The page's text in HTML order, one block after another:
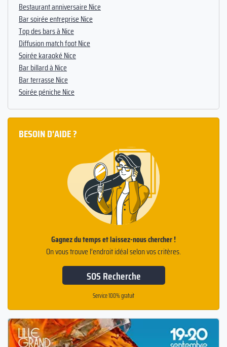
Bestaurant anniversaire Nice
Bar soirée entreprise Nice
Top des bars à Nice
Diffusion match foot Nice
Soirée karaoké Nice
Bar billard à Nice
Bar terrasse Nice
Soirée péniche Nice
BESOIN D'AIDE ?
Gagnez du temps et laissez-nous chercher !
On vous trouve l’endroit idéal selon vos critères.
SOS Recherche
Service 100% gratuit